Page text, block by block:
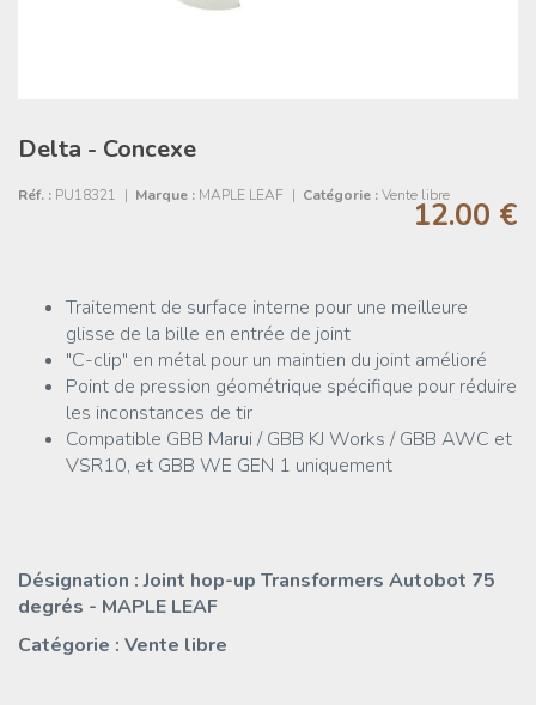
Delta - Concexe
Réf. : PU18321 | Marque : MAPLE LEAF | Catégorie :Vente libre12.00 €
Traitement de surface interne pour une meilleure
glisse de la bille en entrée de joint
"C-clip" en métal pour un maintien du joint amélioré
Point de pression géométrique spécifique pour réduire
les inconstances de tir
Compatible GBB Marui / GBB KJ Works / GBB AWC et
VSR10, et GBB WE GEN 1 uniquement
Désignation : Joint hop-up Transformers Autobot 75
degrés - MAPLE LEAF
Catégorie : Vente libre